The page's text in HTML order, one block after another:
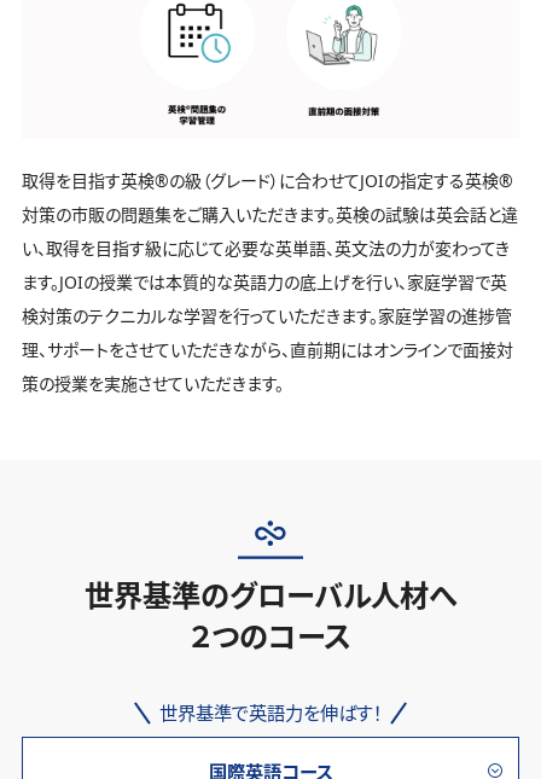
取得を目指す英検®️の級（グレード）に合わせてJOIの指定する英検®️
対策の市販の問題集をご購入いただきます。英検の試験は英会話と違
い、取得を目指す級に応じて必要な英単語、英文法の力が変わってき
ます。JOIの授業では本質的な英語力の底上げを行い、家庭学習で英
検対策のテクニカルな学習を行っていただきます。家庭学習の進捗管
理、サポートをさせていただきながら、直前期にはオンラインで面接対
策の授業を実施させていただきます。
世界基準のグローバル人材へ
２つのコース
世界基準で英語力を伸ばす！
国際英語コース